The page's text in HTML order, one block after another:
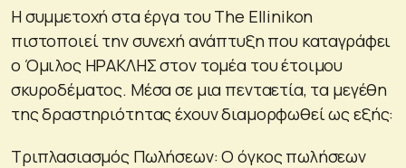
Η συμμετοχή στα έργα του The Ellinikon
πιστοποιεί την συνεχή ανάπτυξη που καταγράφει
ο Όμιλος ΗΡΑΚΛΗΣ στον τομέα του έτοιμου
σκυροδέματος. Μέσα σε μια πενταετία, τα μεγέθη
της δραστηριότητας έχουν διαμορφωθεί ως εξής:
Τριπλασιασμός Πωλήσεων: Ο όγκος πωλήσεων